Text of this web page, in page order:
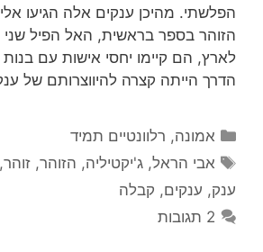
הפלשתי. מהיכן ענקים אלה הגיעו
הזוהר בספר בראשית, האל הפיל שני
לארץ, הם קיימו יחסי אישות עם
הדרך הייתה קצרה להיווצרותם של
קטגוריות
אמונה, רלוונטיים תמיד
תגיות
אבי הראל,ג'יקטיליה, הזוהר,זוהר,
ענק, ענקים, קבלה
2 תגובות